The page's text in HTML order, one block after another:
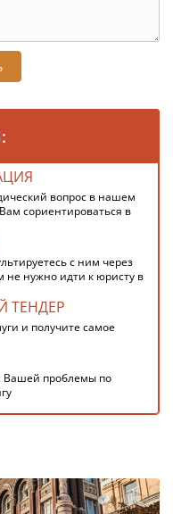
вопрос в нашем
сориентироваться в
с ним через
не нужно идти к юристу в
ТЕНДЕР
и получите самое
Вашей проблемы по